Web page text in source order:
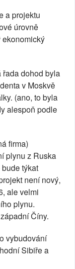
a projektu
úrovně
řada dohod byla
v Moskvě
(ano, to byla
alespoň podle
firma)
plynu z Ruska
týkat
není nový,
ale velmi
plynu.
Číny.
vybudování
Sibiře a